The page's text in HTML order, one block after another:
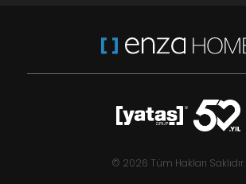
© 2026 Tüm Hakları Saklıdır.